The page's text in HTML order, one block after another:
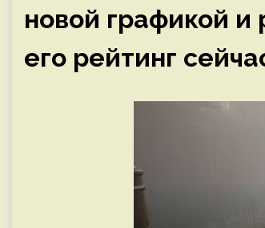
новой графикой
его рейтинг